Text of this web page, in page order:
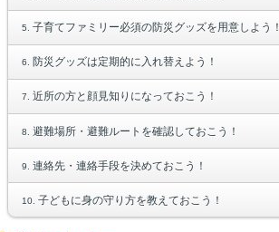
子育てファミリー必須の防災グッズを用意しよう！
防災グッズは定期的に入れ替えよう！
近所の方と顔見知りになっておこう！
避難場所・避難ルートを確認しておこう！
連絡先・連絡手段を決めておこう！
子どもに身の守り方を教えておこう！